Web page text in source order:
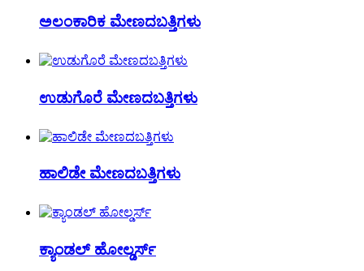
ಅಲಂಕಾರಿಕ ಮೇಣದಬತ್ತಿಗಳು
ಉಡುಗೊರೆ ಮೇಣದಬತ್ತಿಗಳು
ಹಾಲಿಡೇ ಮೇಣದಬತ್ತಿಗಳು
ಕ್ಯಾಂಡಲ್ ಹೋಲ್ಡರ್ಸ್